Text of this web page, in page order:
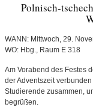
Polnisch-
WANN: Mittwoch, 29.
WO: Hbg., Raum E 318
Am Vorabend des Festes
der Adventszeit
Studierende zusammen,
begrüßen.